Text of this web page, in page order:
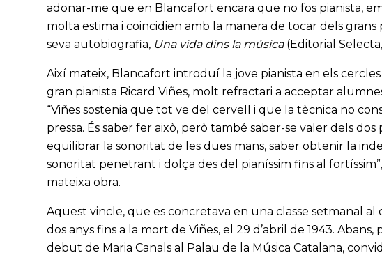
adonar-me que en Blancafort encara que no fos pianista,
molta estima i coincidien amb la manera de tocar dels grans
seva autobiografia, Una vida dins la música (Editorial
Així mateix, Blancafort introduí la jove pianista en els
gran pianista Ricard Viñes, molt refractari a acceptar
“Viñes sostenia que tot ve del cervell i que la tècnica no
pressa. És saber fer això, però també saber-se valer dels
equilibrar la sonoritat de les dues mans, saber obtenir la
sonoritat penetrant i dolça des del pianíssim fins al
mateixa obra.
Aquest vincle, que es concretava en una classe setmanal
dos anys fins a la mort de Viñes, el 29 d’abril de 1943.
debut de Maria Canals al Palau de la Música Catalana,